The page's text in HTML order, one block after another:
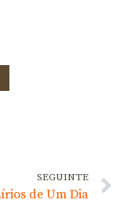
SEGUINTE
de Um Dia